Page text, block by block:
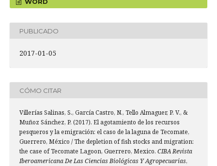
WORD
PUBLICADO
2017-01-05
CÓMO CITAR
Villerías Salinas, S., García Castro, N., Tello Almaguer, P. V., &
Muñoz Sánchez, P. (2017). El agotamiento de los recursos
pesqueros y la emigración: el caso de la laguna de Tecomate,
Guerrero, México / The depletion of fish stocks and migration:
the case of Tecomate Lagoon, Guerrero, Mexico. CIBA Revista
Iberoamericana De Las Ciencias Biológicas Y Agropecuarias,